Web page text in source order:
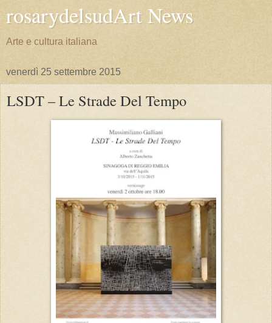
rosarydelsudArt News
Arte e cultura italiana
venerdì 25 settembre 2015
LSDT – Le Strade Del Tempo